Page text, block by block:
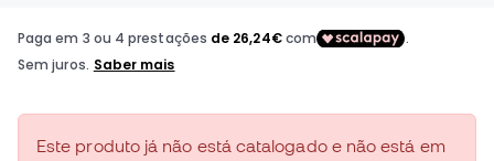
Este produto já não está catalogado e não está em